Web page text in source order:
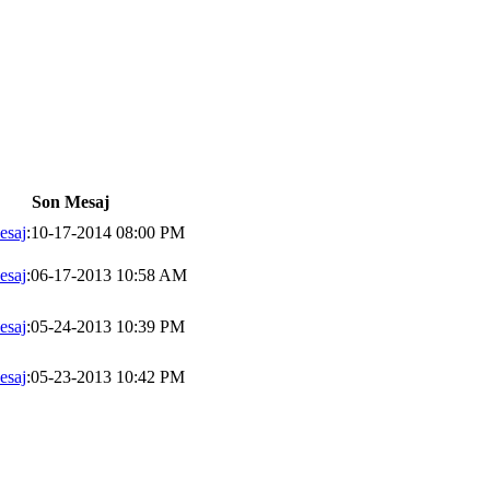
Son Mesaj
:10-17-2014 08:00 PM
:06-17-2013 10:58 AM
:05-24-2013 10:39 PM
:05-23-2013 10:42 PM